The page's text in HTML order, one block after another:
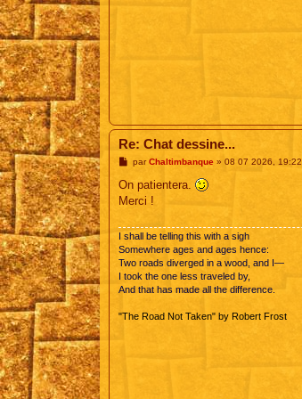
Re: Chat dessine...
M
s
a
parChaltimbanque» 08 07 2026, 19:22
On patientera.
Merci !
I shall be telling this with a sigh
Somewhere ages and ages hence:
Two roads diverged in a wood, and I—
I took the one less traveled by,
And that has made all the difference.
"The Road Not Taken" by Robert Frost